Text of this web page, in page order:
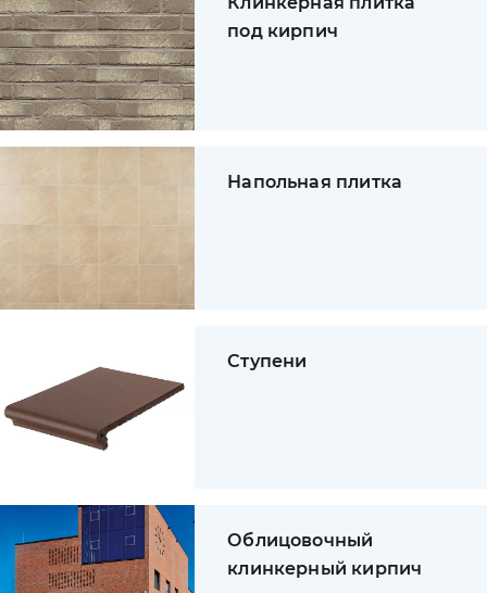
под кирпич
Напольная плитка
Ступени
Облицовочный
клинкерный кирпич